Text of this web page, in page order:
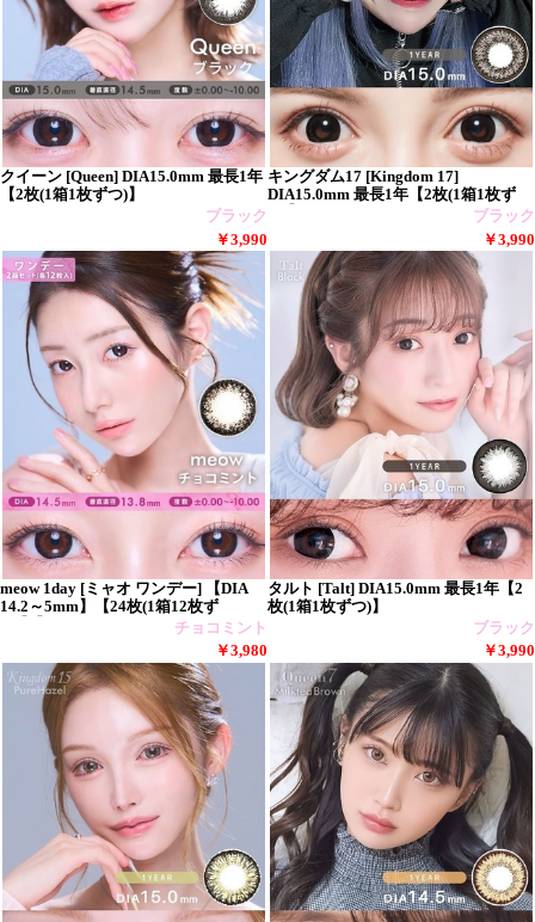
クイーン [Queen] DIA15.0mm 最長1年
【2枚(1箱1枚ずつ)】
ブラック
￥3,990
キングダム17 [Kingdom 17]
DIA15.0mm 最長1年【2枚(1箱1枚ず
ブラック
￥3,990
meow 1day [ミャオ ワンデー] 【DIA
14.2～5mm】【24枚(1箱12枚ず
チョコミント
￥3,980
タルト [Talt] DIA15.0mm 最長1年【2
枚(1箱1枚ずつ)】
ブラック
￥3,990